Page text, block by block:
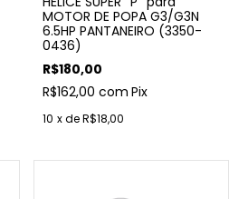
MOTOR DE POPA G3/G3N
6.5HP PANTANEIRO (3350-
0436)
R$180,00
R$162,00 com Pix
10 x deR$18,00